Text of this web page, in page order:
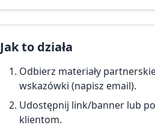
Jak to działa
Odbierz materiały
wskazówki (napisz email).
Udostępnij link/banner lub
klientom.